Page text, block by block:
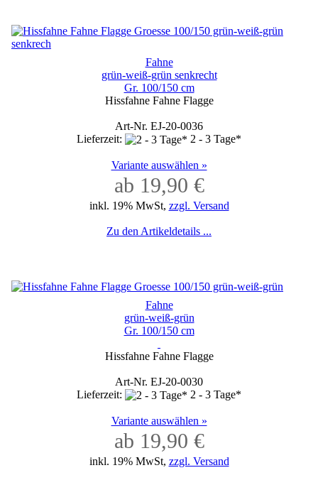
Fahne
grün-weiß-grün senkrecht
Gr. 100/150 cm
Hissfahne Fahne Flagge
Art-Nr. EJ-20-0036
Lieferzeit:
2 - 3 Tage*
Variante auswählen »
ab 19,90 €
inkl. 19% MwSt, zzgl. Versand
Zu den Artikeldetails ...
Fahne
grün-weiß-grün
Gr. 100/150 cm
Hissfahne Fahne Flagge
Art-Nr. EJ-20-0030
Lieferzeit:
2 - 3 Tage*
Variante auswählen »
ab 19,90 €
inkl. 19% MwSt, zzgl. Versand